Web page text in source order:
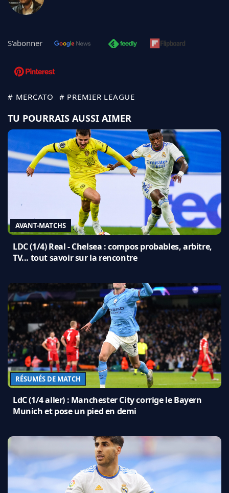
S'abonner
# MERCATO # PREMIER LEAGUE
TU POURRAIS AUSSI AIMER
AVANT-MATCHS
LDC (1/4) Real - Chelsea : compos probables, arbitre,
TV... tout savoir sur la rencontre
RÉSUMÉS DE MATCH
LdC (1/4 aller) : Manchester City corrige le Bayern
Munich et pose un pied en demi